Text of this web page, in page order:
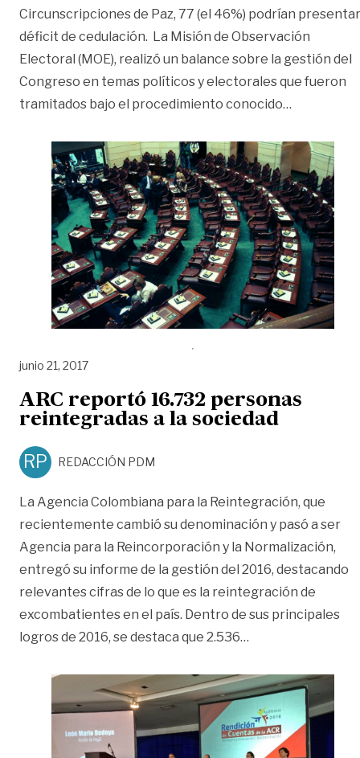
Circunscripciones de Paz, 77 (el 46%) podrían presentar
déficit de cedulación. La Misión de Observación
Electoral (MOE), realizó un balance sobre la gestión del
Congreso en temas políticos y electorales que fueron
tramitados bajo el procedimiento conocido…
junio 21, 2017
ARC reportó 16.732 personas
reintegradas a la sociedad
RP REDACCIÓN PDM
La Agencia Colombiana para la Reintegración, que
recientemente cambió su denominación y pasó a ser
Agencia para la Reincorporación y la Normalización,
entregó su informe de la gestión del 2016, destacando
relevantes cifras de lo que es la reintegración de
excombatientes en el país. Dentro de sus principales
logros de 2016, se destaca que 2.536…